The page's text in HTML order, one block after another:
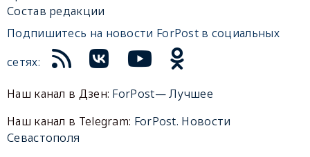
Состав редакции
Подпишитесь на новости ForPost в социальных
сетях:
Наш канал в Дзен: ForPost— Лучшее
Наш канал в Telegram: ForPost. Новости
Севастополя